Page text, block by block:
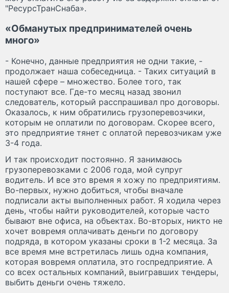
"РесурсТранСнаба».
«Обманутых предпринимателей очень
много»
- Конечно, данные предприятия не одни такие, -
продолжает наша собеседница. - Таких ситуаций в
нашей сфере – множество. Более того, так
поступают все. Где-то месяц назад звонил
следователь, который расспрашивал про договоры.
Оказалось, к ним обратились грузоперевозчики,
которым не оплатили по договорам. Скорее всего,
это предприятие тянет с оплатой перевозчикам уже
3-4 года.
И так происходит постоянно. Я занимаюсь
грузоперевозками с 2006 года, мой супруг
водитель. И все это время я хожу по предприятиям.
Во-первых, нужно добиться, чтобы вначале
подписали акты выполненных работ. Я ходила через
день, чтобы найти руководителей, которые часто
бывают вне офиса, на объектах. Во-вторых, никто не
хочет вовремя оплачивать деньги по договору
подряда, в котором указаны сроки в 1-2 месяца. За
все время мне встретилась лишь одна компания,
которая вовремя оплатила, это госпредприятие. А
со всех остальных компаний, выигравших тендеры,
выбить деньги очень тяжело.